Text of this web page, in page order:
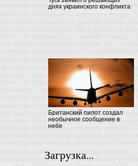
днях украинского конфликта
Британский пилот создал
необычное сообщение в
небе
Загрузка...